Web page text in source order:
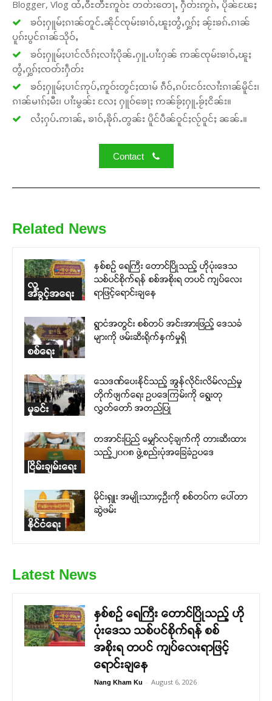
Blogger, Vlog ထႆႇဝီႊတီႊဢူဝ်ႊ တတ်းတေႃႇ ႁဵတ်းဢွၵ်ႇ ပိုၼ်ၽႄႈ
ၶဝ်ႈႁူမ်ႈၵၢၼ်တူင်ႉၼိုင်ၸုမ်းၶၢဝ်ႇၽူႈတွႆႇႁွၵ်ႈ ၼႂ်းၶၵ်ႉၵၢၼ်
ပူၵ်းပွင်ၵၢၼ်သိုဝ်ႇ
ၶဝ်ႈႁူမ်ႈပၢင်လႅၵ်ႈလၢႆႈပိုၼ်ႉႁူႉပၢႆးႁၼ် ဢၼ်ၸုမ်းၶၢဝ်ႇၽူႈ
တွႆႇႁွၵ်ႈၸတ်းႁဵတ်း
ၶဝ်ႈႁူမ်ႈပၢင်ဢုပ်ႇဢူဝ်းတွင်ႈထၢမ် ၵဵဝ်ႇၵပ်းငဝ်းလၢႆးၵၢၼ်မိူင်း၊
ၵၢၼ်မၢၵ်ႈမီး၊ ပၢႆးမွၼ်း လႄႈ ႁူဝ်ၶေႃႈ ဢၼ်ၶႂ်ႈႁူႉၶႂ်ႈငိၼ်း။
လႆႈႁပ်ႉဢၢၼ်ႇ ၶၢဝ်ႇၶိုၵ်ႉတွၼ်း ပိူင်ပဵၼ်ဝူင်ႈလႂ်ဝူင်ႈ ၼၼ်ႉ။
Contact
Related News
လူ့
အခွင့်အရေး
နှစ်စဉ် ရေကြီး တောင်ပြိုသည့် ဟိုပုံးဒေသ
သစ်ပင်စိုက်ရန် စစ်အစိုးရ တပင် ကျပ်လေး
ရာဖြင့်ရောင်းချနေ
စစ်ရေး
ရွာငံအတွင်း စစ်တပ် အင်းအားဖြည့် ဒေသခံ
များကို ဖမ်းဆီးရိုက်နှက်မှုရှိ
မှုခင်း
သေဒဏ်ပေးနိုင်သည့် အွန်လိုင်းလိမ်လည်မှု
တိုက်ဖျက်ရေး ဥပဒေကြမ်းကို ရွေးတု
လွှတ်တော် အတည်ပြု
ငြိမ်းချမ်းရေး
တအာင်းပြည် မျှော်လင့်ချက်ကို တားဆီးထား
သည့်၂၀၀၈ ဖွဲ့စည်းပုံအခြေခံဥပဒေ
နိုင်ငံရေး
မိုင်းရှူး အမျိုးသား၄ဉီးကို စစ်တပ်က ပေါ်တာ
ဆွဲဖမ်း
Latest News
နှစ်စဉ် ရေကြီး တောင်ပြိုသည့် ဟို
ပုံးဒေသ သစ်ပင်စိုက်ရန် စစ်
အစိုးရ တပင် ကျပ်လေးရာဖြင့်
ရောင်းချနေ
Nang Kham Ku - August 6, 2026